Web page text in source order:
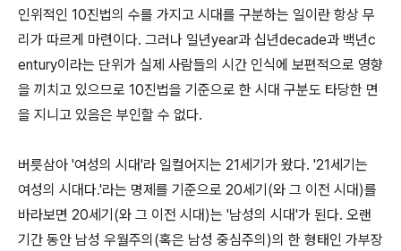
인위적인 10진법의 수를 가지고 시대를 구분하는 일이란 항상 무
리가 따르게 마련이다. 그러나 일년year과 십년decade과 백년c
entury이라는 단위가 실제 사람들의 시간 인식에 보편적으로 영향
을 끼치고 있으므로 10진법을 기준으로 한 시대 구분도 타당한 면
을 지니고 있음은 부인할 수 없다.
버릇삼아 '여성의 시대'라 일컬어지는 21세기가 왔다. '21세기는
여성의 시대다.'라는 명제를 기준으로 20세기(와 그 이전 시대)를
바라보면 20세기(와 그 이전 시대)는 '남성의 시대'가 된다. 오랜
기간 동안 남성 우월주의(혹은 남성 중심주의)의 한 형태인 가부장